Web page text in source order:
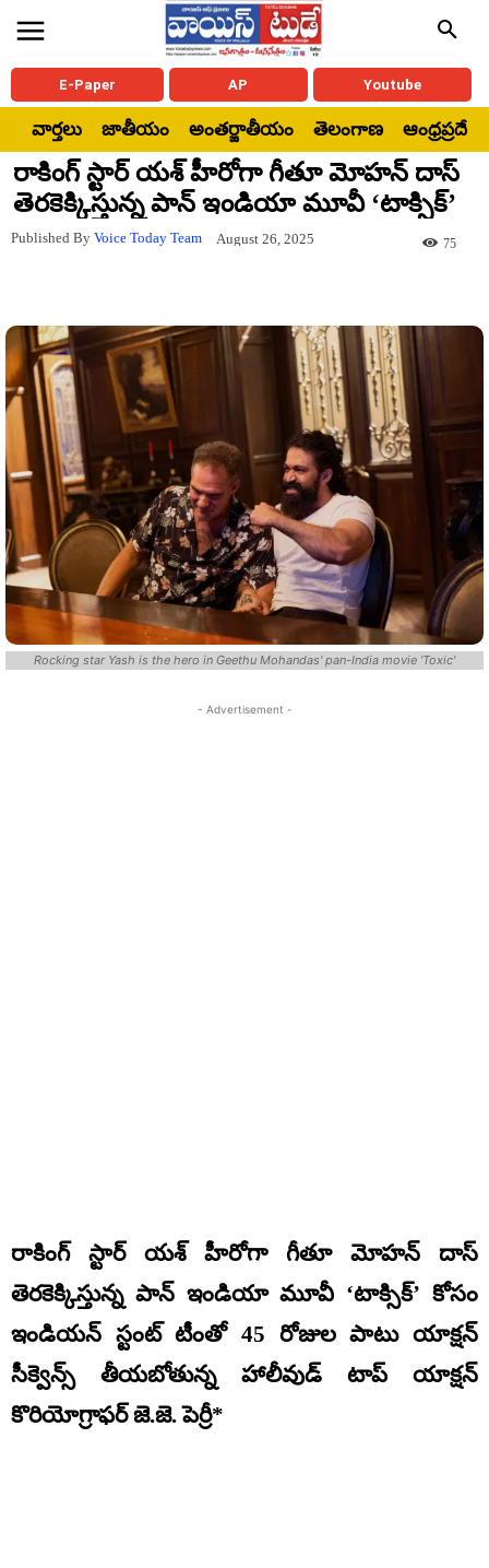
E-Paper AP Youtube
వార్తలు జాతీయం అంతర్జాతీయం తెలంగాణ ఆంధ్రప్రదేశ్
రాకింగ్ స్టార్ యశ్ హీరోగా గీతూ మోహన్ దాస్
తెరకెక్కిస్తున్న పాన్ ఇండియా మూవీ ‘టాక్సిక్’
Published By Voice Today Team August 26, 2025 75
Rocking star Yash is the hero in Geethu Mohandas' pan-India movie 'Toxic'
- Advertisement -
రాకింగ్ స్టార్ యశ్ హీరోగా గీతూ మోహన్ దాస్
తెరకెక్కిస్తున్న పాన్ ఇండియా మూవీ ‘టాక్సిక్’ కోసం
ఇండియన్ స్టంట్ టీంతో 45 రోజుల పాటు యాక్షన్
సీక్వెన్స్ తీయబోతున్న హాలీవుడ్ టాప్ యాక్షన్
కొరియోగ్రాఫర్ జె.జె. పెర్రీ*